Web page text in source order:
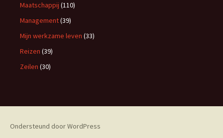
Maatschappij (110)
Management(39)
Mijn werkzame leven (33)
Reizen (39)
Zeilen (30)
Ondersteund door WordPress